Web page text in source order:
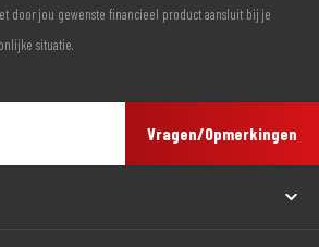
door jou gewenste financieel product aansluit bij je
situatie.
Vragen/Opmerkingen